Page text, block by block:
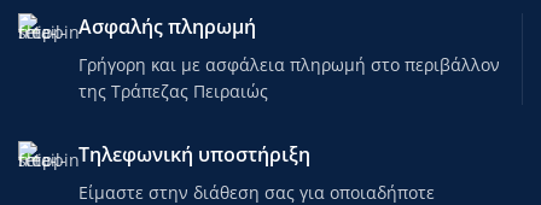
Ασφαλής πληρωμή
Γρήγορη και με ασφάλεια πληρωμή στο περιβάλλον
της Τράπεζας Πειραιώς
Τηλεφωνική υποστήριξη
Είμαστε στην διάθεση σας για οποιαδήποτε